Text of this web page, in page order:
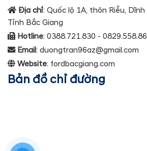
Địa chỉ: Quốc lộ 1A, thôn Riễu, Dĩnh
Tỉnh Bắc Giang
Hotline: 0388.721.830 -
Email: duongtran96az@gmail.com
Website: fordbacgiang.com
Bản đồ chỉ đường